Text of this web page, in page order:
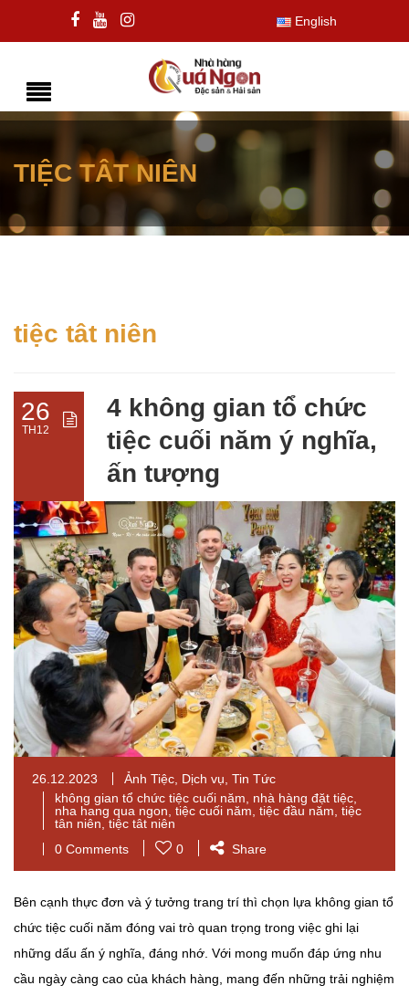
English
TIỆC TÂT NIÊN
tiệc tât niên
26
TH12
4 không gian tổ chức
tiệc cuối năm ý nghĩa,
ấn tượng
26.12.2023 Ảnh Tiệc, Dịch vụ, Tin Tức
không gian tổ chức tiệc cuối năm, nhà hàng đặt tiệc,
nha hang qua ngon, tiệc cuối năm, tiệc đầu năm, tiệc
tân niên, tiệc tât niên
0 Comments
0 Share
Bên cạnh thực đơn và ý tưởng trang trí thì chọn lựa không gian tổ
chức tiệc cuối năm đóng vai trò quan trọng trong việc ghi lại
những dấu ấn ý nghĩa, đáng nhớ. Với mong muốn đáp ứng nhu
cầu ngày càng cao của khách hàng, mang đến những trải nghiệm